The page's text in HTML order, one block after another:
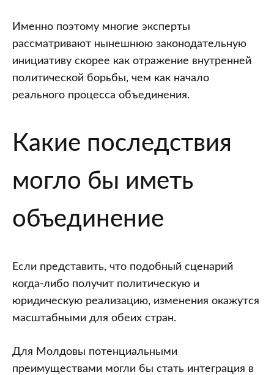
Именно поэтому многие эксперты
рассматривают нынешнюю законодательную
инициативу скорее как отражение внутренней
политической борьбы, чем как начало
реального процесса объединения.
Какие последствия
могло бы иметь
объединение
Если представить, что подобный сценарий
когда-либо получит политическую и
юридическую реализацию, изменения окажутся
масштабными для обеих стран.
Для Молдовы потенциальными
преимуществами могли бы стать интеграция в